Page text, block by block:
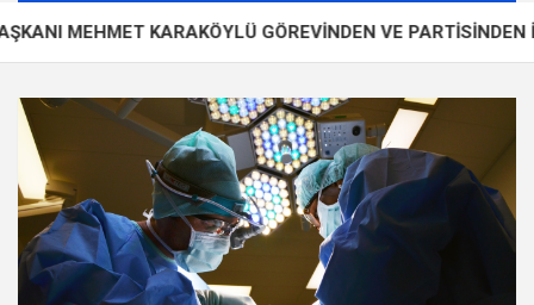
KARAKÖYLÜ GÖREVİNDEN VE PARTİSİNDEN İSTİFA